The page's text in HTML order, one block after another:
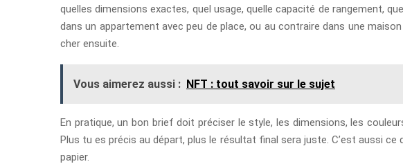
quelles dimensions exactes, quel usage, quelle capacité de rangement,
dans un appartement avec peu de place, ou au contraire dans une
cher ensuite.
Vous aimerez aussi : NFT : tout savoir sur le sujet
En pratique, un bon brief doit préciser le style, les dimensions, les
Plus tu es précis au départ, plus le résultat final sera juste. C’est aussi
papier.